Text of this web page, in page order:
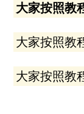
大家按照教
大家按照教
大家按照教